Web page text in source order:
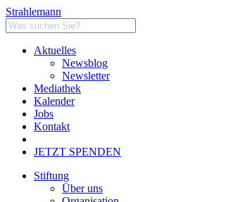
Strahlemann
Aktuelles
Newsblog
Newsletter
Mediathek
Kalender
Jobs
Kontakt
JETZT SPENDEN
Stiftung
Über uns